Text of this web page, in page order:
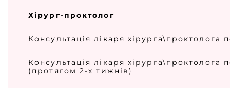
Хірург-проктолог
Консультація лікаря хірурга\проктолога
Консультація лікаря хірурга\проктолога
(протягом 2-х тижнів)